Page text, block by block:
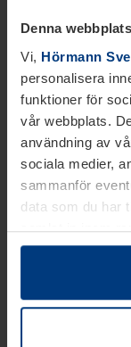
Denna
Vi, Hörmann
personalisera
funktioner för
vår webbplats.
användning av
sociala medier,
sammanför
data som du har
samlat in inom
Juridiskt kan vi
absolut
godkännande
informationen